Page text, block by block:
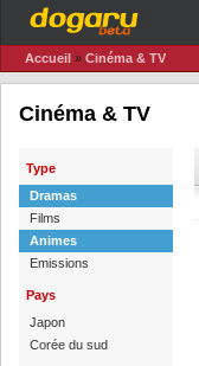
Accueil » Cinéma & TV
Cinéma & TV
Type
Dramas
Films
Animes
Emissions
Pays
Japon
Corée du sud